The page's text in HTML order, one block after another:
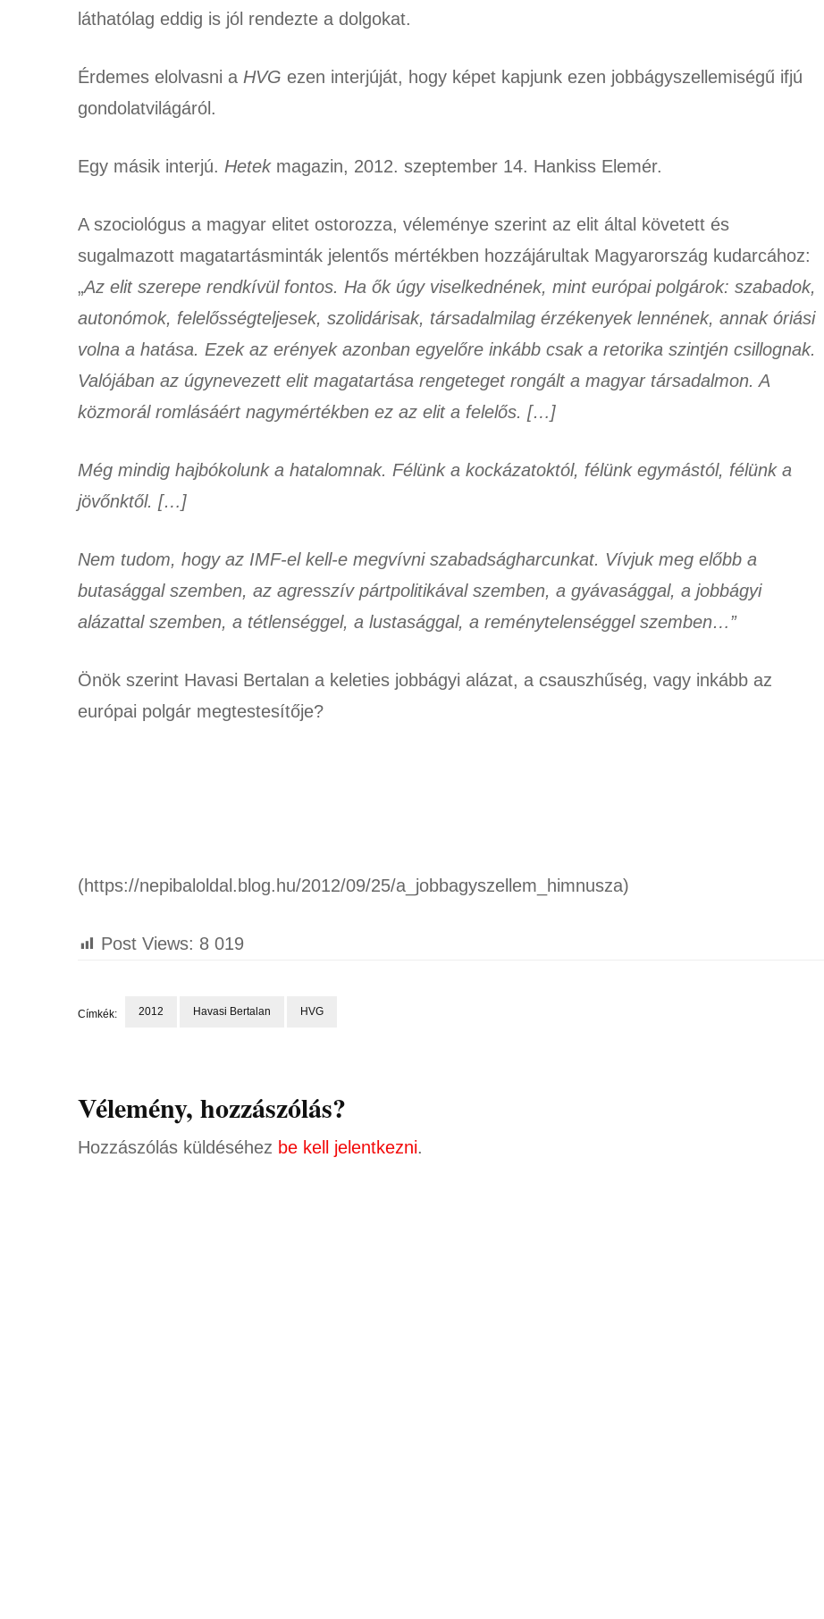
láthatólag eddig is jól rendezte a dolgokat.
Érdemes elolvasni a HVG ezen interjúját, hogy képet kapjunk ezen jobbágyszellemiségű ifjú
gondolatvilágáról.
Egy másik interjú. Hetekmagazin, 2012. szeptember 14. Hankiss Elemér.
A szociológus a magyar elitet ostorozza, véleménye szerint az elit által követett és
sugalmazott magatartásminták jelentős mértékben hozzájárultak Magyarország kudarcához:
„Az elit szerepe rendkívül fontos. Ha ők úgy viselkednének, mint európai polgárok: szabadok,
autonómok, felelősségteljesek, szolidárisak, társadalmilag érzékenyek lennének, annak óriási
volna a hatása. Ezek az erények azonban egyelőre inkább csak a retorika szintjén csillognak.
Valójában az úgynevezett elit magatartása rengeteget rongált a magyar társadalmon. A
közmorál romlásáért nagymértékben ez az elit a felelős. […]
Még mindig hajbókolunk a hatalomnak. Félünk a kockázatoktól, félünk egymástól, félünk a
jövőnktől. […]
Nem tudom, hogy az IMF-el kell-e megvívni szabadságharcunkat. Vívjuk meg előbb a
butasággal szemben, az agresszív pártpolitikával szemben, a gyávasággal, a jobbágyi
alázattal szemben, a tétlenséggel, a lustasággal, a reménytelenséggel szemben…”
Önök szerint Havasi Bertalan a keleties jobbágyi alázat, a csauszhűség, vagy inkább az
európai polgár megtestesítője?
(https://nepibaloldal.blog.hu/2012/09/25/a_jobbagyszellem_himnusza)
Post Views: 8 019
Címkék: 2012 Havasi Bertalan HVG
Vélemény, hozzászólás?
Hozzászólás küldéséhez be kell jelentkezni.